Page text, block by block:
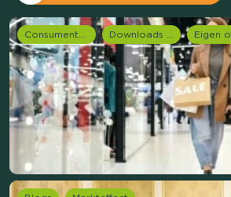
Consumentenonderzoek Downloads en rapportages